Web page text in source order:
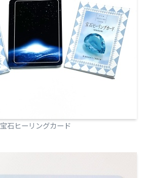
宝石ヒーリングカード